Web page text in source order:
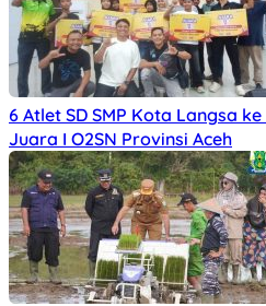
6 Atlet SD SMP Kota Langsa
Juara I O2SN Provinsi Aceh